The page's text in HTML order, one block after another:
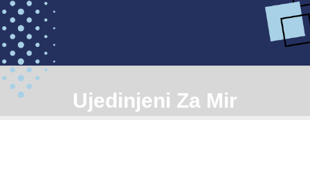
Ujedinjeni Za Mir